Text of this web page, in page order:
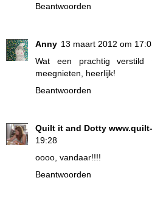
Beantwoorden
Anny 13 maart 2012 om
Wat een prachtig
meegnieten, heerlijk!
Beantwoorden
Quilt it and Dotty
19:28
oooo, vandaar!!!!
Beantwoorden